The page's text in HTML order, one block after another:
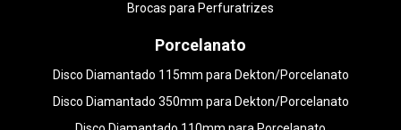
Brocas para Perfuratrizes
Porcelanato
Disco Diamantado 115mm para Dekton/Porcelanato
Disco Diamantado 350mm para Dekton/Porcelanato